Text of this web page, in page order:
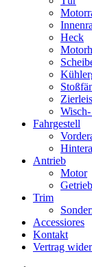
Heck
Fahrgestell
Antrieb
Motor
Trim
Accessiores
Kontakt
Vertrag